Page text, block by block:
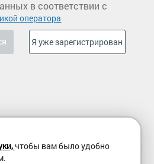
в соответствии с
оператора
чтобы вам было удобно